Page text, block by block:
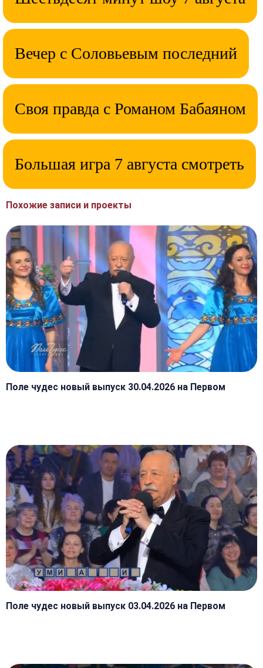
Вечер с Соловьевым последний
Своя правда с Романом Бабаяном
Большая игра 7 августа смотреть
Похожие записи и проекты
Поле чудес новый выпуск 30.04.2026 на Первом
Поле чудес новый выпуск 03.04.2026 на Первом